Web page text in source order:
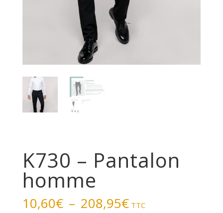
K730 – Pantalon
homme
10,60€ – 208,95€Plage
TTC